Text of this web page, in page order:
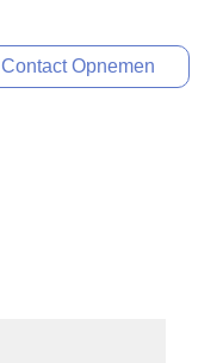
Contact Opnemen